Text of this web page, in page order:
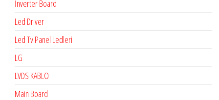
İnverter Board
Led Driver
Led Tv Panel Ledleri
LG
LVDS KABLO
Main Board